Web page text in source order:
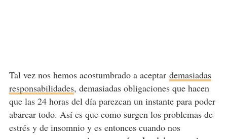
Tal vez nos hemos acostumbrado a aceptar demasiadas
responsabilidades, demasiadas obligaciones que hacen
que las 24 horas del día parezcan un instante para poder
abarcar todo. Así es que como surgen los problemas de
estrés y de insomnio y es entonces cuando nos